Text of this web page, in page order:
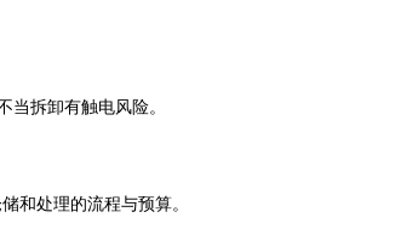
拆卸有触电风险。
和处理的流程与预算。